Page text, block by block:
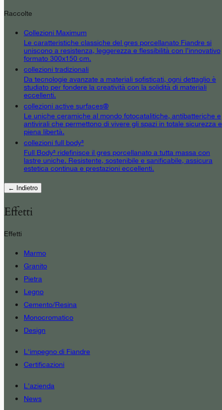
Raccolte
Collezioni Maximum
Le caratteristiche classiche del gres porcellanato Fiandre si
uniscono a resistenza, leggerezza e flessibilità con l’innovativo
formato 300x150 cm.
collezioni tradizionali
Da tecnologie avanzate a materiali sofisticati, ogni dettaglio è
studiato per fondere la creatività con la solidità di materiali
eccellenti.
collezioni active surfaces®
Le uniche ceramiche al mondo fotocatalitiche, antibatteriche e
antivirali che permettono di vivere gli spazi in totale sicurezza e
piena libertà.
collezioni full body³
Full Body³ ridefinisce il gres porcellanato a tutta massa con
lastre uniche. Resistente, sostenibile e sanificabile, assicura
estetica continua e prestazioni eccellenti.
← Indietro
Effetti
Effetti
Marmo
Granito
Pietra
Legno
Cemento/Resina
Monocromatico
Design
L'impegno di Fiandre
Certificazioni
L'azienda
News